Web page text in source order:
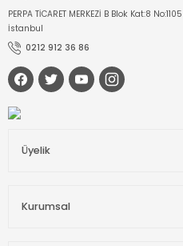
PERPA TİCARET MERKEZİ B Blok Kat:8
İstanbul
0212 912 36 86
Üyelik
Kurumsal